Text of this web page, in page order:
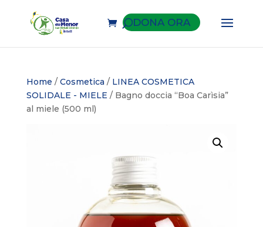
DONA ORA
Home / Cosmetica / LINEA COSMETICA
SOLIDALE - MIELE / Bagno doccia “Boa Carìsia”
al miele (500 ml)